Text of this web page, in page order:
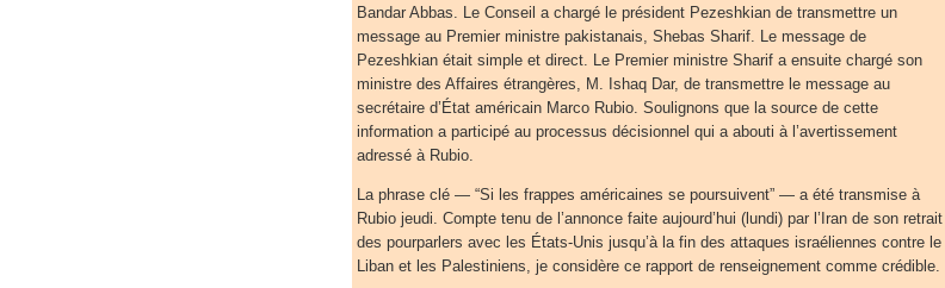
Bandar Abbas. Le Conseil a chargé le président Pezeshkian de transmettre un
message au Premier ministre pakistanais, Shebas Sharif. Le message de
Pezeshkian était simple et direct. Le Premier ministre Sharif a ensuite chargé son
ministre des Affaires étrangères, M. Ishaq Dar, de transmettre le message au
secrétaire d’État américain Marco Rubio. Soulignons que la source de cette
information a participé au processus décisionnel qui a abouti à l’avertissement
adressé à Rubio.
La phrase clé — “Si les frappes américaines se poursuivent” — a été transmise à
Rubio jeudi. Compte tenu de l’annonce faite aujourd’hui (lundi) par l’Iran de son retrait
des pourparlers avec les États-Unis jusqu’à la fin des attaques israéliennes contre le
Liban et les Palestiniens, je considère ce rapport de renseignement comme crédible.